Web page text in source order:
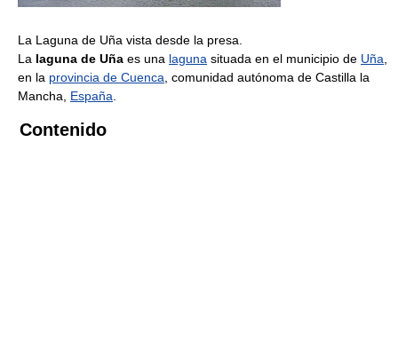
La Laguna de Uña vista desde la presa.
La laguna de Uña es una laguna situada en el municipio de Uña
en la provincia de Cuenca , comunidad autónoma de Castilla la
Mancha, España
Contenido